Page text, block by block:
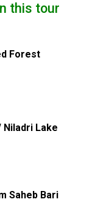
this tour
Forest
Niladri Lake
Saheb Bari